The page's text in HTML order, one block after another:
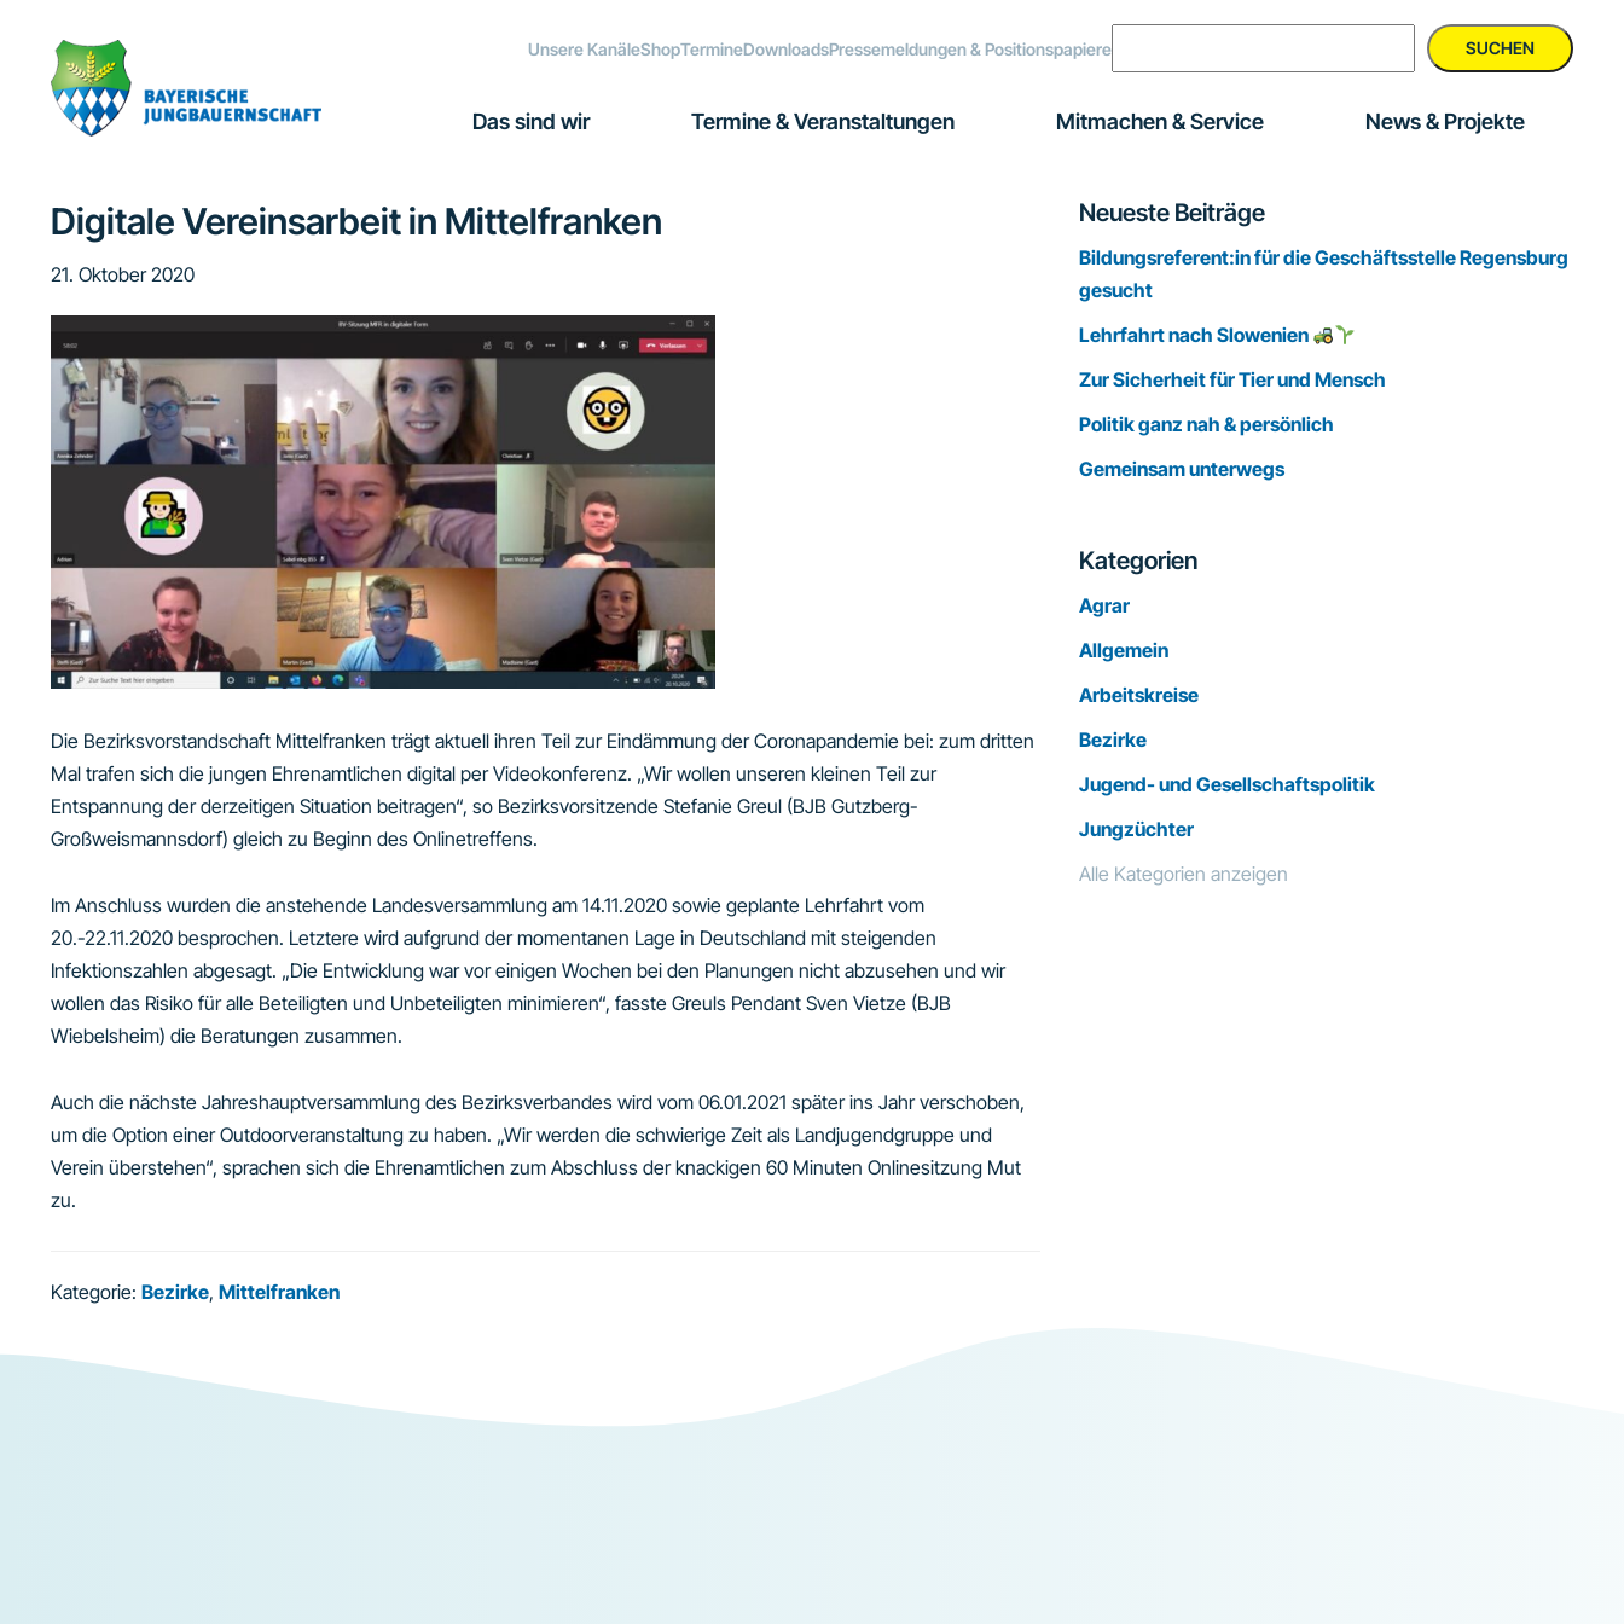
Hauptnavigation
springen
springen
Seitenspalte
springen
Fußzeile
springen
Unsere KanäleShopTermineDownloadsPressemeldungen & Positionspapiere SUCHEN
Das sind wir Termine & Veranstaltungen Mitmachen & Service News & Projekte
Digitale Vereinsarbeit in Mittelfranken
21. Oktober 2020
Die Bezirksvorstandschaft Mittelfranken trägt aktuell ihren Teil zur Eindämmung der Coronapandemie bei: zum dritten
Mal trafen sich die jungen Ehrenamtlichen digital per Videokonferenz. „Wir wollen unseren kleinen Teil zur
Entspannung der derzeitigen Situation beitragen“, so Bezirksvorsitzende Stefanie Greul (BJB Gutzberg-
Großweismannsdorf) gleich zu Beginn des Onlinetreffens.
Im Anschluss wurden die anstehende Landesversammlung am 14.11.2020 sowie geplante Lehrfahrt vom
20.-22.11.2020 besprochen. Letztere wird aufgrund der momentanen Lage in Deutschland mit steigenden
Infektionszahlen abgesagt. „Die Entwicklung war vor einigen Wochen bei den Planungen nicht abzusehen und wir
wollen das Risiko für alle Beteiligten und Unbeteiligten minimieren“, fasste Greuls Pendant Sven Vietze (BJB
Wiebelsheim) die Beratungen zusammen.
Auch die nächste Jahreshauptversammlung des Bezirksverbandes wird vom 06.01.2021 später ins Jahr verschoben,
um die Option einer Outdoorveranstaltung zu haben. „Wir werden die schwierige Zeit als Landjugendgruppe und
Verein überstehen“, sprachen sich die Ehrenamtlichen zum Abschluss der knackigen 60 Minuten Onlinesitzung Mut
zu.
Kategorie: Bezirke, Mittelfranken
Seitenspalte
Neueste Beiträge
Bildungsreferent:in für die Geschäftsstelle Regensburg
gesucht
Lehrfahrt nach Slowenien
Zur Sicherheit für Tier und Mensch
Politik ganz nah & persönlich
Gemeinsam unterwegs
Kategorien
Agrar
Allgemein
Arbeitskreise
Bezirke
Jugend- und Gesellschaftspolitik
Jungzüchter
Alle Kategorien anzeigen